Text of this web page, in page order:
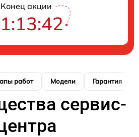
Конец акции
работ Модели Гарантия
сервис-